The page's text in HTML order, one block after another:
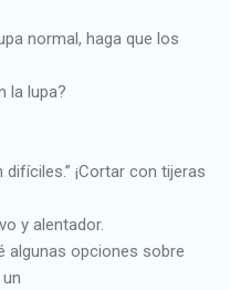
normal, haga que los
la lupa?
¡Cortar con tijeras
y alentador.
algunas opciones sobre